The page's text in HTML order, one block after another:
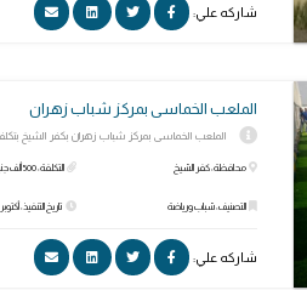
شاركه علي:
الملعب الخماسى بمركز شباب زهران
الملعب الخماسى بمركز شباب زهران بكفر الشيخ بتكلفة 500 ألف
محافظة: كفر الشيخ
التصنيف: شباب ورياضة
التكلفة: 500 ألف جنيه
تاريخ التنفيذ: أكتوبر ٢٠٢١
شاركه علي: